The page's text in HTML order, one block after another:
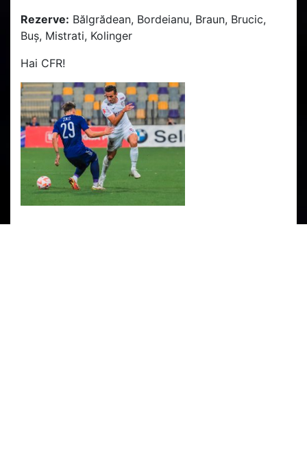
Rezerve: Bălgrădean, Bordeianu, Braun, Brucic,
Buș, Mistrati, Kolinger
Hai CFR!